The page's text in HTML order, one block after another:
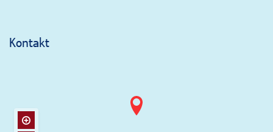
Kontakt